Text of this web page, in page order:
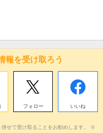
報を受け取ろう
フォロー いいね
せて受け取ることをお勧めします。 ※